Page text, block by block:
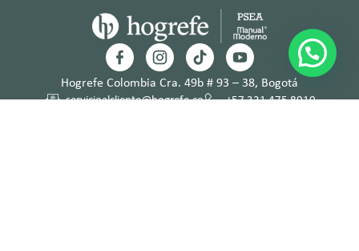
Hogrefe Colombia Cra. 49b # 93 – 38, Bogotá
servicioalcliente@hogrefe.co
+57 321 475 8010